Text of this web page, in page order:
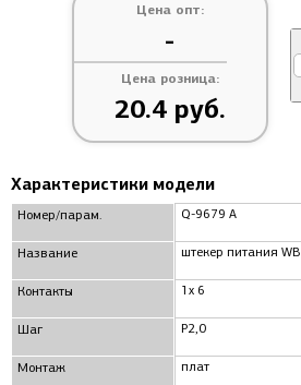
Цена опт:
-
Цена розница:
20.4 руб.
Характеристики модели
Номер/парам.
Название
Контакты
Шаг
Монтаж
Q-9679 A
штекер питания WB
1x 6
P2,0
плат